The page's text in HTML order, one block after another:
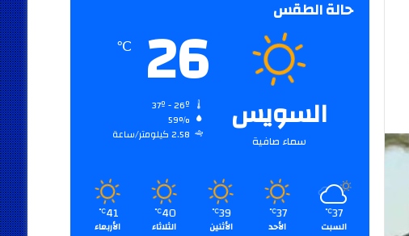
حالة الطقس
السويس
سماء صافية
26
℃
59%
2.58 كيلومتر/ساعة
37
℃
السبت
37
℃
الأحد
39
℃
الأثنين
40
℃
الثلاثاء
41
℃
الأربعاء